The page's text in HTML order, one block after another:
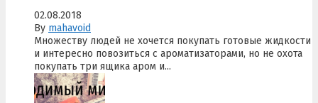
02.08.2018
By mahavoid
Множеству людей не хочется покупать готовые жидкости
и интересно повозиться с ароматизаторами, но не охота
покупать три ящика аром и...